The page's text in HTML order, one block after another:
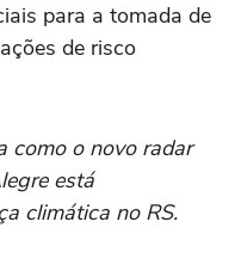
para a tomada de
de risco
como o novo radar
está
climática no RS.